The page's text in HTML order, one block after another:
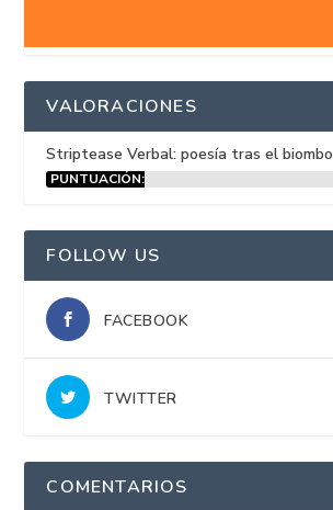
VALORACIONES
Striptease Verbal: poesía tras el biombo
PUNTUACIÓN:
FOLLOW US
FACEBOOK
TWITTER
COMENTARIOS